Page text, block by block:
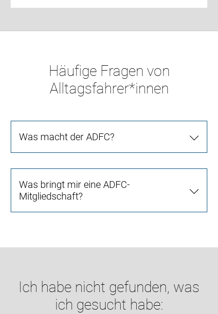
Häufige Fragen von
Alltagsfahrer*innen
Was macht der ADFC?
Was bringt mir eine ADFC-
Mitgliedschaft?
Ich habe nicht gefunden, was
ich gesucht habe: